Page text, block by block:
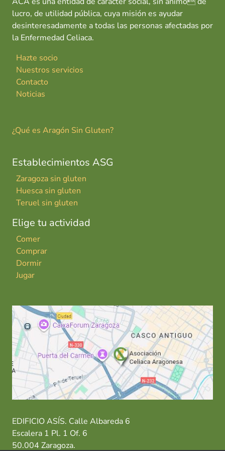
lucro, de utilidad pública, cuya misión es ayudar
desinteresadamente a todas las personas afectadas por
la Enfermedad Celiaca.
Hazte socio
Nuestros servicios
Contacto
Noticias
¿Qué es Aragón Sin Gluten?
Establecimientos ASG
Zaragoza sin gluten
Huesca sin gluten
Teruel sin gluten
Elige tu actividad
Comer
Comprar
Dormir
Jugar
EDIFICIO ASÍS. Calle Albareda 6
Escalera 1 Pl. 1 Of. 6
50.004 Zaragoza.